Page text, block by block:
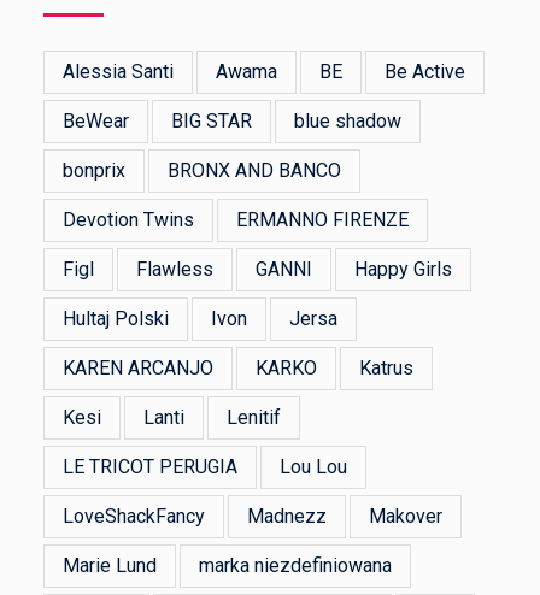
Alessia Santi Awama BE Be Active
BeWear BIG STAR blue shadow
bonprix BRONX AND BANCO
Devotion Twins ERMANNO FIRENZE
Figl Flawless GANNI Happy Girls
Hultaj Polski Ivon Jersa
KAREN ARCANJO KARKO Katrus
Kesi Lanti Lenitif
LE TRICOT PERUGIA Lou Lou
LoveShackFancy Madnezz Makover
Marie Lund marka niezdefiniowana